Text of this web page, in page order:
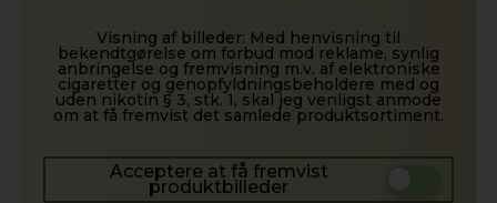
Visning af billeder: Med henvisning til
bekendtgørelse om forbud mod reklame, synlig
anbringelse og fremvisning m.v. af elektroniske
cigaretter og genopfyldningsbeholdere med og
uden nikotin § 3, stk. 1, skal jeg venligst anmode
om at få fremvist det samlede produktsortiment.
Acceptere at få fremvist
produktbilleder